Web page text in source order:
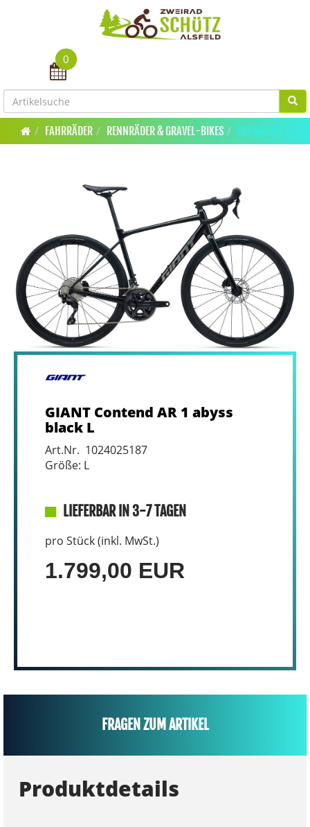
Toggle navigation
0
FAHRRÄDER RENNRÄDER & GRAVEL-BIKES RENNRAD
GIANT Contend AR 1 abyss
black L
Art.Nr. 1024025187
Größe: L
LIEFERBAR IN 3-7 TAGEN
pro Stück (inkl. MwSt.)
1.799,00 EUR
FRAGEN ZUM ARTIKEL
Produktdetails